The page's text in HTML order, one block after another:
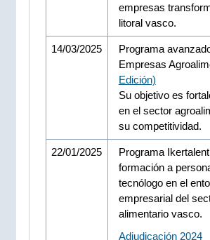
empresas
litoral vasco.
14/03/2025
Programa
Empresas
Edición)
Su objetivo es
en el sector
su competitividad.
22/01/2025
Programa
formación a
tecnólogo en el
empresarial del
alimentario vasco.
Adjudicación 2024